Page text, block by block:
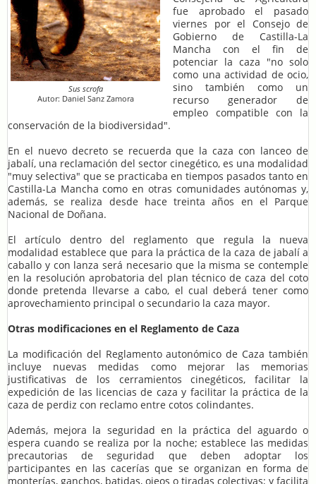
Sus scrofa
Autor: Daniel Sanz Zamora
fue aprobado el pasado
viernes por el Consejo de
Gobierno de Castilla-La
Mancha con el fin de
potenciar la caza "no solo
como una actividad de ocio,
sino también como un
recurso generador de
empleo compatible con la
conservación de la biodiversidad".
En el nuevo decreto se recuerda que la caza con lanceo de
jabalí, una reclamación del sector cinegético, es una modalidad
"muy selectiva" que se practicaba en tiempos pasados tanto en
Castilla-La Mancha como en otras comunidades autónomas y,
además, se realiza desde hace treinta años en el Parque
Nacional de Doñana.
El artículo dentro del reglamento que regula la nueva
modalidad establece que para la práctica de la caza de jabalí a
caballo y con lanza será necesario que la misma se contemple
en la resolución aprobatoria del plan técnico de caza del coto
donde pretenda llevarse a cabo, el cual deberá tener como
aprovechamiento principal o secundario la caza mayor.
Otras modificaciones en el Reglamento de Caza
La modificación del Reglamento autonómico de Caza también
incluye nuevas medidas como mejorar las memorias
justificativas de los cerramientos cinegéticos, facilitar la
expedición de las licencias de caza y facilitar la práctica de la
caza de perdiz con reclamo entre cotos colindantes.
Además, mejora la seguridad en la práctica del aguardo o
espera cuando se realiza por la noche; establece las medidas
precautorias de seguridad que deben adoptar los
participantes en las cacerías que se organizan en forma de
monterías, ganchos, batidas, ojeos o tiradas colectivas; y facilita